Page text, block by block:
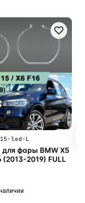
led-L
фары BMW X5
(2013-2019) FULL